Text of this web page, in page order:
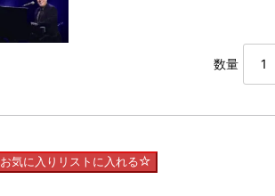
数量
お気に入りリストに入れる